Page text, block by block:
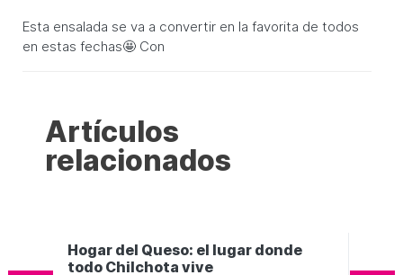
Esta ensalada se va a convertir en la favorita de todos
en estas fechas🤩 Con
Artículos
relacionados
donde